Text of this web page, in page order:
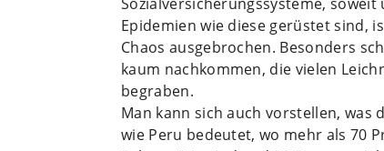
Epidemien wie diese gerüstet sind,
Chaos ausgebrochen. Besonders
kaum nachkommen, die vielen
begraben.
Man kann sich auch vorstellen, was
wie Peru bedeutet, wo mehr als 70